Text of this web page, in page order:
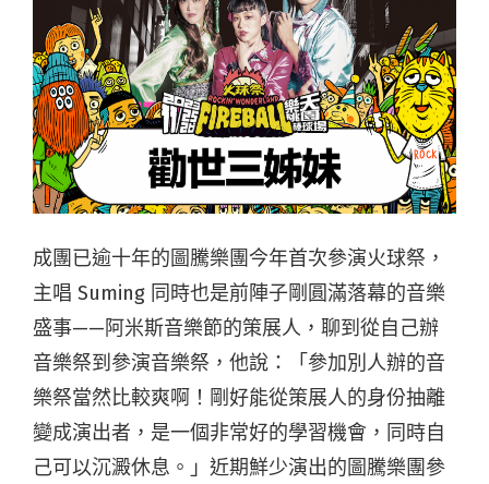
成團已逾十年的圖騰樂團今年首次參演火球祭，
主唱 Suming 同時也是前陣子剛圓滿落幕的音樂
盛事——阿米斯音樂節的策展人，聊到從自己辦
音樂祭到參演音樂祭，他說：「參加別人辦的音
樂祭當然比較爽啊！剛好能從策展人的身份抽離
變成演出者，是一個非常好的學習機會，同時自
己可以沉澱休息。」近期鮮少演出的圖騰樂團參